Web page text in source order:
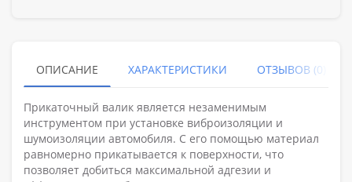
ОПИСАНИЕ ХАРАКТЕРИСТИКИ ОТЗЫВОВ (0)
Прикаточный валик является незаменимым
инструментом при установке виброизоляции и
шумоизоляции автомобиля. С его помощью материал
равномерно прикатывается к поверхности, что
позволяет добиться максимальной адгезии и